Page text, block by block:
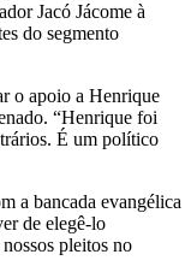
Jacó Jácome à
do segmento
o apoio a Henrique
“Henrique foi
É um político
a bancada evangélica
de elegê-lo
pleitos no